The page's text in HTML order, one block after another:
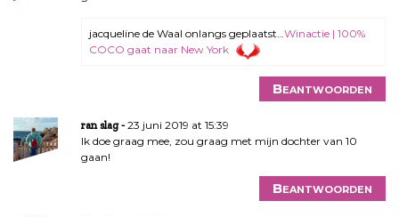
jacqueline de Waal onlangs geplaatst…Winactie | 100%
COCO gaat naar New York
Beantwoorden
ran slag
23 juni 2019 at 15:39
Ik doe graag mee, zou graag met mijn dochter van 10
gaan!
Beantwoorden